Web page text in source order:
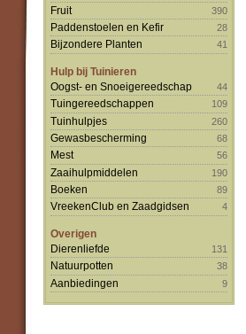
Fruit 390
Paddenstoelen en Kefir 28
Bijzondere Planten 41
Hulp bij Tuinieren
Oogst- en Snoeigereedschap
44
Tuingereedschappen 109
Tuinhulpjes 260
Gewasbescherming 68
Mest 56
Zaaihulpmiddelen 190
Boeken 89
VreekenClub en Zaadgidsen 4
Overigen
Dierenliefde
131
Natuurpotten 38
Aanbiedingen 9